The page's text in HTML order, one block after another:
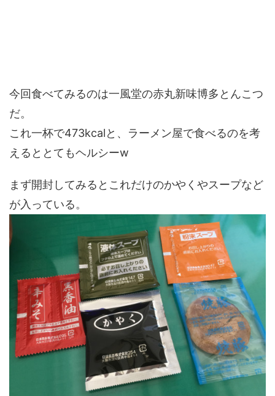
今回食べてみるのは一風堂の赤丸新味博多とんこつ
だ。
これ一杯で473kcalと、ラーメン屋で食べるのを考
えるととてもヘルシーw
まず開封してみるとこれだけのかやくやスープなど
が入っている。